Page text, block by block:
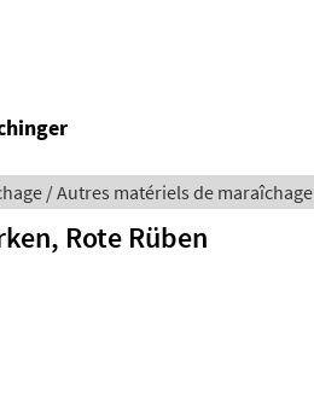
Eichinger
/ Autres matériels de maraîchage
Rote Rüben